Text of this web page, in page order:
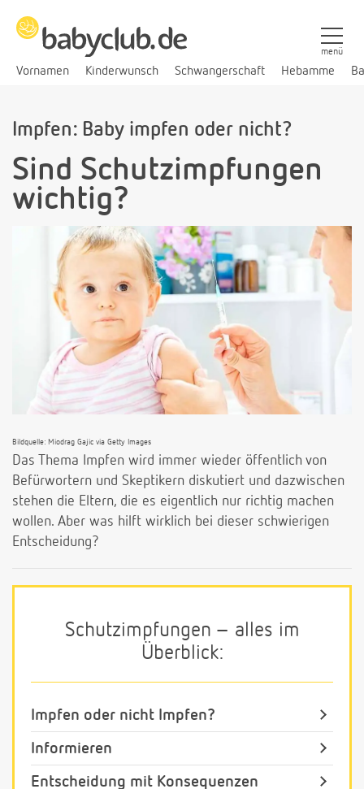
Vornamen Kinderwunsch Schwangerschaft Hebamme
menü
Impfen: Baby impfen oder nicht?
Sind Schutzimpfungen
wichtig?
Bildquelle: Miodrag Gajic via Getty Images
Das Thema Impfen wird immer wieder öffentlich von
Befürwortern und Skeptikern diskutiert und dazwischen
stehen die Eltern, die es eigentlich nur richtig machen
wollen. Aber was hilft wirklich bei dieser schwierigen
Entscheidung?
Schutzimpfungen – alles im
Überblick:
Impfen oder nicht Impfen?
Informieren
Entscheidung mit Konsequenzen